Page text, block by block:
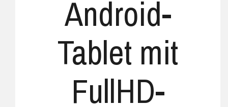
Android-
Tablet mit
FullHD-